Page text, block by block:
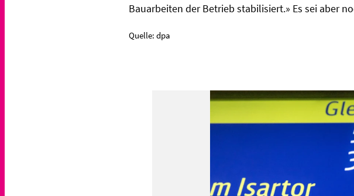
Bauarbeiten der Betrieb stabilisiert.» Es sei aber
Quelle: dpa